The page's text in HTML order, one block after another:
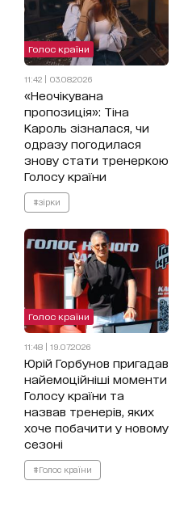
Голос країни
11:42 | 03.08.2026
«Неочікувана
пропозиція»: Тіна
Кароль зізналася, чи
одразу погодилася
знову стати тренеркою
Голосу країни
#зірки
Голос країни
11:48 | 19.07.2026
Юрій Горбунов пригадав
найемоційніші моменти
Голосу країни та
назвав тренерів, яких
хоче побачити у новому
сезоні
#Голос країни